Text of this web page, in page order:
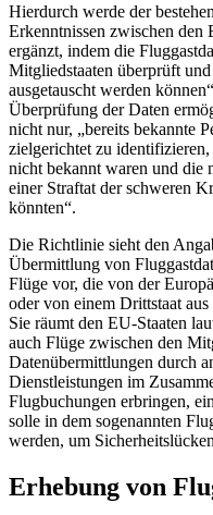
Hierdurch werde der
Erkenntnissen zwischen den
ergänzt, indem die
Mitgliedstaaten überprüft
ausgetauscht werden
Überprüfung der Daten
nicht nur, „bereits bekannte
zielgerichtet zu
nicht bekannt waren und die
einer Straftat der schweren
könnten“.
Die Richtlinie sieht den
Übermittlung von
Flüge vor, die von der
oder von einem Drittstaat
Sie räumt den EU-Staaten
auch Flüge zwischen den
Datenübermittlungen durch
Dienstleistungen im
Flugbuchungen erbringen,
solle in dem sogenannten
werden, um
Erhebung von